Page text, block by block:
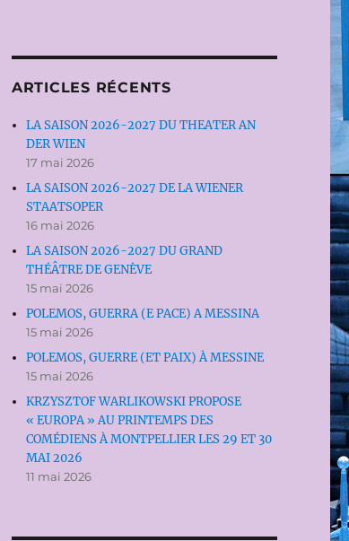
ARTICLES RÉCENTS
LA SAISON 2026-2027 DU THEATER AN
DER WIEN
17 mai 2026
LA SAISON 2026-2027 DE LA WIENER
STAATSOPER
16 mai 2026
LA SAISON 2026-2027 DU GRAND
THÉÂTRE DE GENÈVE
15 mai 2026
POLEMOS, GUERRA (E PACE) A MESSINA
15 mai 2026
POLEMOS, GUERRE (ET PAIX) À MESSINE
15 mai 2026
KRZYSZTOF WARLIKOWSKI PROPOSE
« EUROPA » AU PRINTEMPS DES
COMÉDIENS À MONTPELLIER LES 29 ET 30
MAI 2026
11 mai 2026